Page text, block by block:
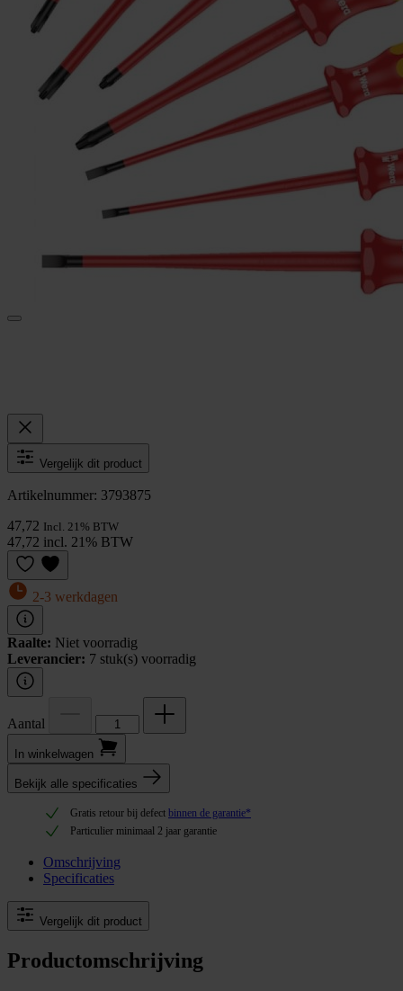
Vergelijk dit product
Artikelnummer: 3793875
47,72 Incl. 21% BTW
47,72 incl. 21% BTW
2-3 werkdagen
Raalte: Niet voorradig
Leverancier: 7 stuk(s) voorradig
Aantal
In winkel­wagen
Bekijk alle specificaties
Gratis retour bij defect binnen de garantie*
Particulier minimaal 2 jaar garantie
Omschrijving
Specificaties
Vergelijk dit product
Productomschrijving